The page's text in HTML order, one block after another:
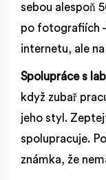
sebou alespoň
po fotografiích -
internetu, ale
Spolupráce s
když zubař
jeho styl.
spolupracuje.
známka, že